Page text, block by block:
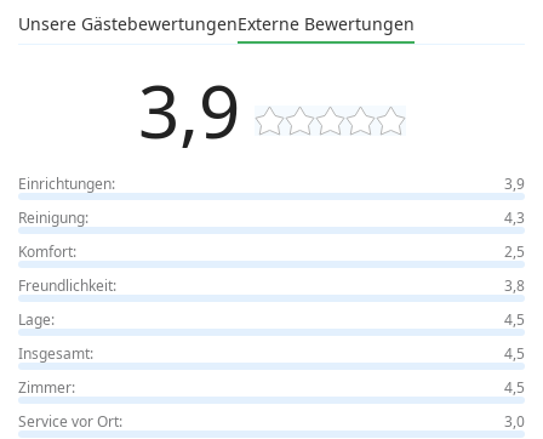
Unsere GästebewertungenExterne Bewertungen
3,9
Einrichtungen:
3,9
Reinigung:
4,3
Komfort:
2,5
Freundlichkeit:
3,8
Lage:
4,5
Insgesamt:
4,5
Zimmer:
4,5
Service vor Ort:
3,0